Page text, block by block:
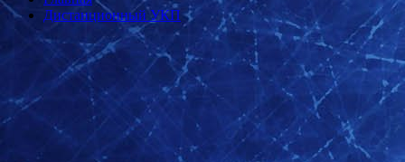
Дистанционный УКП